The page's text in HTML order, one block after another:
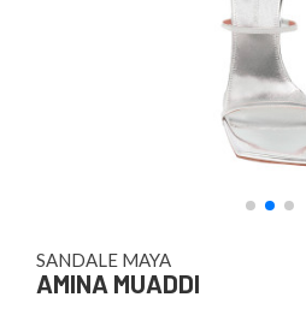
SANDALE MAYA
AMINA MUADDI